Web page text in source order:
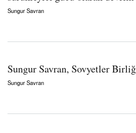
Sungur Savran
about Sungur Savran, Modern Ortadoğu tarihinin
Sungur Savran, Sovyetler
Sungur Savran